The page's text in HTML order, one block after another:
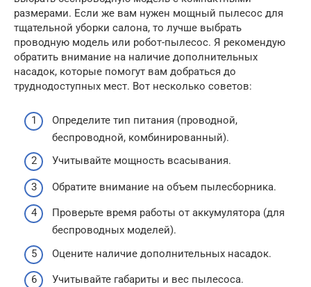
размерами. Если же вам нужен мощный пылесос для
тщательной уборки салона, то лучше выбрать
проводную модель или робот-пылесос. Я рекомендую
обратить внимание на наличие дополнительных
насадок, которые помогут вам добраться до
труднодоступных мест. Вот несколько советов:
Определите тип питания (проводной,
беспроводной, комбинированный).
Учитывайте мощность всасывания.
Обратите внимание на объем пылесборника.
Проверьте время работы от аккумулятора (для
беспроводных моделей).
Оцените наличие дополнительных насадок.
Учитывайте габариты и вес пылесоса.